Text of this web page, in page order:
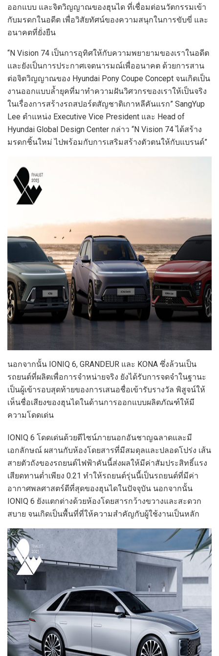
ออกแบบ และจิตวิญญาณของฮุนได ที่เชื่อมต่อนวัตกรรมเข้า
กับมรดกในอดีต เพื่อวิสัยทัศน์ของความสนุกในการขับขี่ และ
อนาคตที่ยั่งยืน
“N Vision 74 เป็นการอุทิศให้กับความพยายามของเราในอดีต
และยังเป็นการประกาศเจตนารมณ์เพื่ออนาคต ด้วยการสาน
ต่อจิตวิญญาณของ Hyundai Pony Coupe Concept จนเกิดเป็น
งานออกแบบล้ำยุคที่มาทำความฝันวิศวกรของเราให้เป็นจริง
ในเรื่องการสร้างรถสปอร์ตสัญชาติเกาหลีคันแรก” SangYup
Lee ตำแหน่ง Executive Vice President และ Head of
Hyundai Global Design Center กล่าว “N Vision 74 ได้สร้าง
มรดกชิ้นใหม่ ไปพร้อมกับการเสริมสร้างตัวตนให้กับแบรนด์”
นอกจากนั้น IONIQ 6, GRANDEUR และ KONA ซึ่งล้วนเป็น
รถยนต์ที่ผลิตเพื่อการจำหน่ายจริง ยังได้รับการจดจำในฐานะ
เป็นผู้เข้ารอบสุดท้ายของการเสนอชื่อเข้ารับรางวัล พิสูจน์ให้
เห็นชื่อเสียงของฮุนไดในด้านการออกแบบผลิตภัณฑ์ให้มี
ความโดดเด่น
IONIQ 6 โดดเด่นด้วยดีไซน์ภายนอกอันชาญฉลาดและมี
เอกลักษณ์ ผสานกับห้องโดยสารที่มีสมดุลและปลอดโปร่ง เส้น
สายตัวถังของรถยนต์ไฟฟ้าคันนี้ส่งผลให้มีค่าสัมประสิทธิ์แรง
เสียดทานต่ำเพียง 0.21 ทำให้รถยนต์รุ่นนี้เป็นรถยนต์ที่มีค่า
อากาศพลศาสตร์ดีที่สุดของฮุนไดในปัจจุบัน นอกจากนั้น
IONIQ 6 ยังแตกต่างด้วยห้องโดยสารกว้างขวางและสะดวก
สบาย จนเกิดเป็นพื้นที่ที่ให้ความสำคัญกับผู้ใช้งานเป็นหลัก